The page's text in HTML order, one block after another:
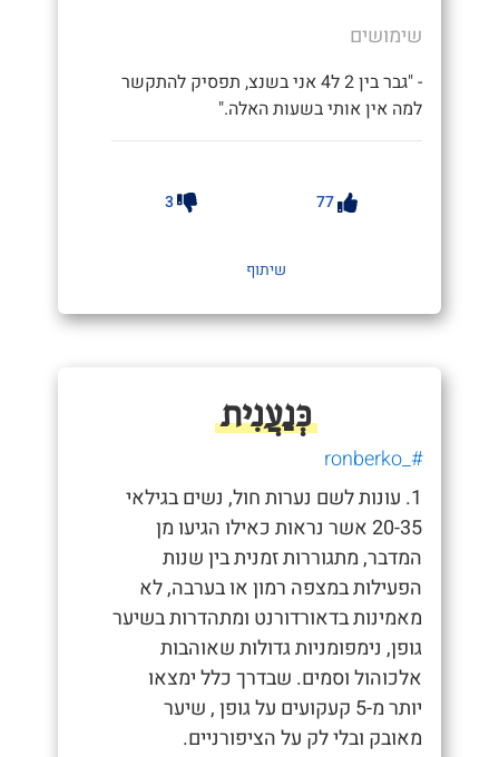
שימושים
- "גבר בין 2 ל4 אני בשנצ, תפסיק להתקשר
למה אין אותי בשעות האלה."
77
3
שיתוף
כְּנַעֲנִית
#_ronberko
1. עונות לשם נערות חול, נשים בגילאי
20-35 אשר נראות כאילו הגיעו מן
המדבר, מתגוררות זמנית בין שנות
הפעילות במצפה רמון או בערבה, לא
מאמינות בדאורדורנט ומתהדרות בשיער
גופן, נימפומניות גדולות שאוהבות
אלכוהול וסמים. שבדרך כלל ימצאו
יותר מ-5 קעקועים על גופן , שיער
מאובק ובלי לק על הציפורניים.